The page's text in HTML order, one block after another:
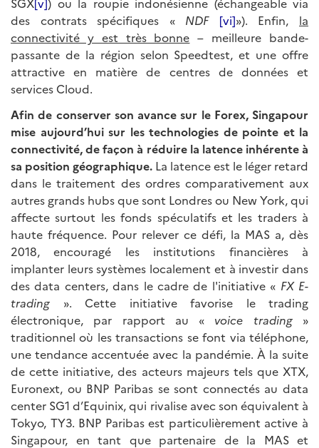
des contrats spécifiques « NDF [vi]»). Enfin, la
connectivité y est très bonne – meilleure bande-
passante de la région selon Speedtest, et une offre
attractive en matière de centres de données et
services Cloud.
Afin de conserver son avance sur le Forex, Singapour
mise aujourd’hui sur les technologies de pointe et la
connectivité, de façon à réduire la latence inhérente à
sa position géographique. La latence est le léger retard
dans le traitement des ordres comparativement aux
autres grands hubs que sont Londres ou New York, qui
affecte surtout les fonds spéculatifs et les traders à
haute fréquence. Pour relever ce défi, la MAS a, dès
2018, encouragé les institutions financières à
implanter leurs systèmes localement et à investir dans
des data centers, dans le cadre de l'initiative « FX E-
trading ». Cette initiative favorise le trading
électronique, par rapport au « voice trading»
traditionnel où les transactions se font via téléphone,
une tendance accentuée avec la pandémie. À la suite
de cette initiative, des acteurs majeurs tels que XTX,
Euronext, ou BNP Paribas se sont connectés au data
center SG1 d’Equinix, qui rivalise avec son équivalent à
Tokyo, TY3. BNP Paribas est particulièrement active à
Singapour, en tant que partenaire de la MAS et